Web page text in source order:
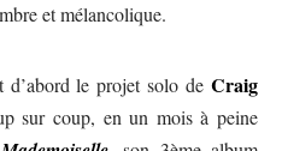
et mélancolique.
d’abord le projet solo deCraig
sur coup, en un mois à peine